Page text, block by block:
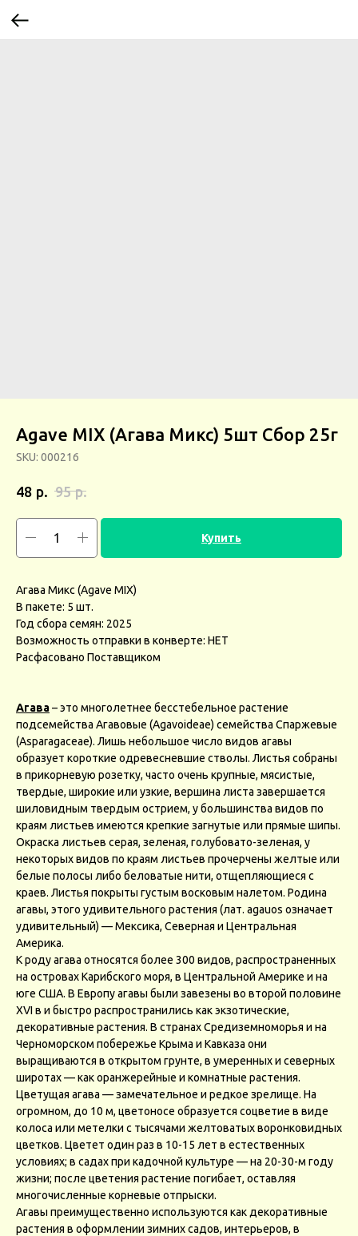
Agave MIX (Агава Микс) 5шт Сбор 25г
SKU: 000216
48 р. 95 р.
Купить
Агава Микс (Agave MIX)
В пакете: 5 шт.
Год сбора семян: 2025
Возможность отправки в конверте: НЕТ
Расфасовано Поставщиком
Агава– это многолетнее бесстебельное растение
подсемейства Агавовые (Agavoideae) семейства Спаржевые
(Asparagaceae). Лишь небольшое число видов агавы
образует короткие одревесневшие стволы. Листья собраны
в прикорневую розетку, часто очень крупные, мясистые,
твердые, широкие или узкие, вершина листа завершается
шиловидным твердым острием, у большинства видов по
краям листьев имеются крепкие загнутые или прямые шипы.
Окраска листьев серая, зеленая, голубовато-зеленая, у
некоторых видов по краям листьев прочерчены желтые или
белые полосы либо беловатые нити, отщепляющиеся с
краев. Листья покрыты густым восковым налетом. Родина
агавы, этого удивительного растения (лат. agauos означает
удивительный) — Мексика, Северная и Центральная
Америка.
К роду агава относятся более 300 видов, распространенных
на островах Карибского моря, в Центральной Америке и на
юге США. В Европу агавы были завезены во второй половине
XVI в и быстро распространились как экзотические,
декоративные растения. В странах Средиземноморья и на
Черноморском побережье Крыма и Кавказа они
выращиваются в открытом грунте, в умеренных и северных
широтах — как оранжерейные и комнатные растения.
Цветущая агава — замечательное и редкое зрелище. На
огромном, до 10 м, цветоносе образуется соцветие в виде
колоса или метелки с тысячами желтоватых воронковидных
цветков. Цветет один раз в 10-15 лет в естественных
условиях; в садах при кадочной культуре — на 20-30-м году
жизни; после цветения растение погибает, оставляя
многочисленные корневые отпрыски.
Агавы преимущественно используются как декоративные
растения в оформлении зимних садов, интерьеров, в